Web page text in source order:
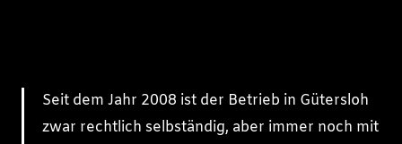
Seit dem Jahr 2008 ist der Betrieb in Gütersloh
zwar rechtlich selbständig, aber immer noch mit